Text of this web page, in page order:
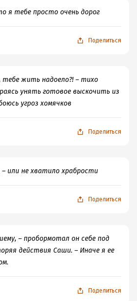
я тебе просто очень дорог
Поделиться
тебе жить надоело?! – тихо
унять готовое выскочить из
угроз хомячков
Поделиться
или не хватило храбрости
Поделиться
– пробормотал он себе под
действия Саши. – Иначе я ее
Поделиться